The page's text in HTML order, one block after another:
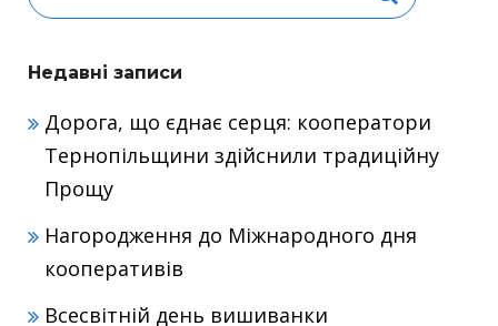
Недавні записи
Дорога, що єднає серця: кооператори
Тернопільщини здійснили традиційну
Прощу
Нагородження до Міжнародного дня
кооперативів
Всесвітній день вишиванки